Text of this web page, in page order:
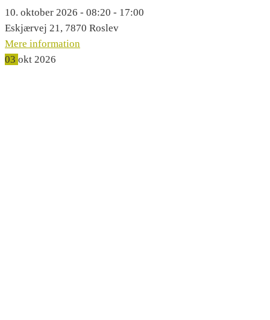
10. oktober 2026 - 08:20 - 17:00
Eskjærvej 21, 7870 Roslev
Mere information
03 okt 2026